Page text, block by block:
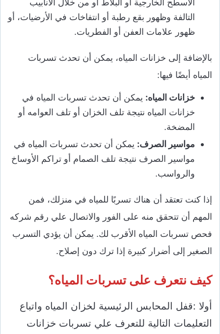
الأسطح الخارجية أو البلاط أو من خلال الأنابيب
التالفة وظهور بقع رطبة أو انتفاخات في الأرضيات، أو
ظهور علامات العفن أو الفطريات.
بالإضافة إلى خزانات المياه، يمكن أن تحدث تسربات
المياه أيضًا فيها:
خزانات المياه: يمكن أن تحدث تسربات المياه في
خزانات المياه نتيجة تلف الخزان أو تلف العوامه أو
المضخة.
مواسير الصرف: يمكن أن تحدث تسربات المياه في
مواسير الصرف نتيجة تلف الصمام أو تراكم الأوساخ
والرواسب.
إذا كنت تعتقد أن هناك تسربًا للمياه في منزلك، فمن
المهم أن تتحقق منه على الفور والاتصال علي رقم شركه
فحص تسربات المياه الأقرب لك. يمكن أن يؤدي التسرب
الصغير إلى أضرار كبيرة إذا ترك دون إصلاح.
كيف نتعرف على تسربات المياه؟
أولا :قفل المحابس الرئيسية لخزان المياه واتباع
التعليمات التالية للتعرف علي تسربات خزانات